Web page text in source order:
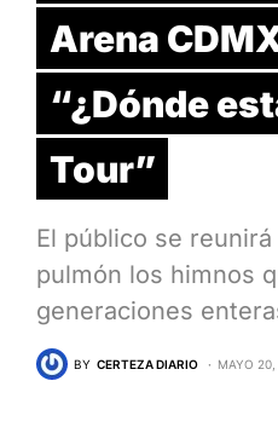
Arena
“¿Dónde
Tour”
El público se
pulmón los himnos
generaciones
BY CERTEZA DIARIO MAYO